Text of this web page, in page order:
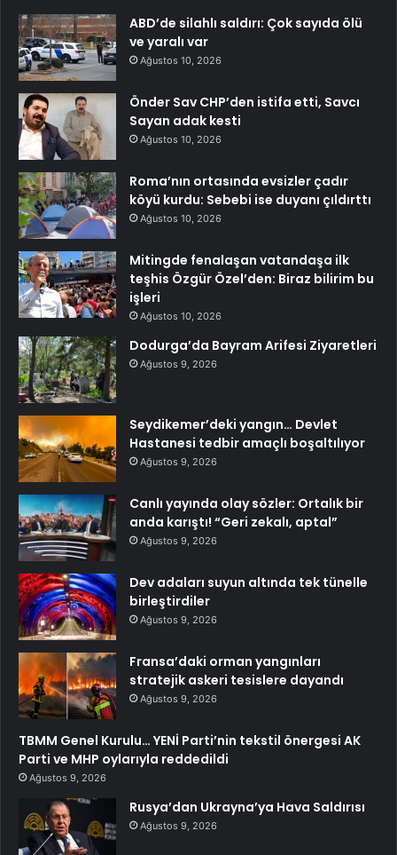
ABD’de silahlı saldırı: Çok sayıda ölü
ve yaralı var
Ağustos 10, 2026
Önder Sav CHP’den istifa etti, Savcı
Sayan adak kesti
Ağustos 10, 2026
Roma’nın ortasında evsizler çadır
köyü kurdu: Sebebi ise duyanı çıldırttı
Ağustos 10, 2026
Mitingde fenalaşan vatandaşa ilk
teşhis Özgür Özel’den: Biraz bilirim bu
işleri
Ağustos 10, 2026
Dodurga’da Bayram Arifesi Ziyaretleri
Ağustos 9, 2026
Seydikemer’deki yangın… Devlet
Hastanesi tedbir amaçlı boşaltılıyor
Ağustos 9, 2026
Canlı yayında olay sözler: Ortalık bir
anda karıştı! “Geri zekalı, aptal”
Ağustos 9, 2026
Dev adaları suyun altında tek tünelle
birleştirdiler
Ağustos 9, 2026
Fransa’daki orman yangınları
stratejik askeri tesislere dayandı
Ağustos 9, 2026
TBMM Genel Kurulu… YENİ Parti’nin tekstil önergesi AK
Parti ve MHP oylarıyla reddedildi
Ağustos 9, 2026
Rusya’dan Ukrayna’ya Hava Saldırısı
Ağustos 9, 2026